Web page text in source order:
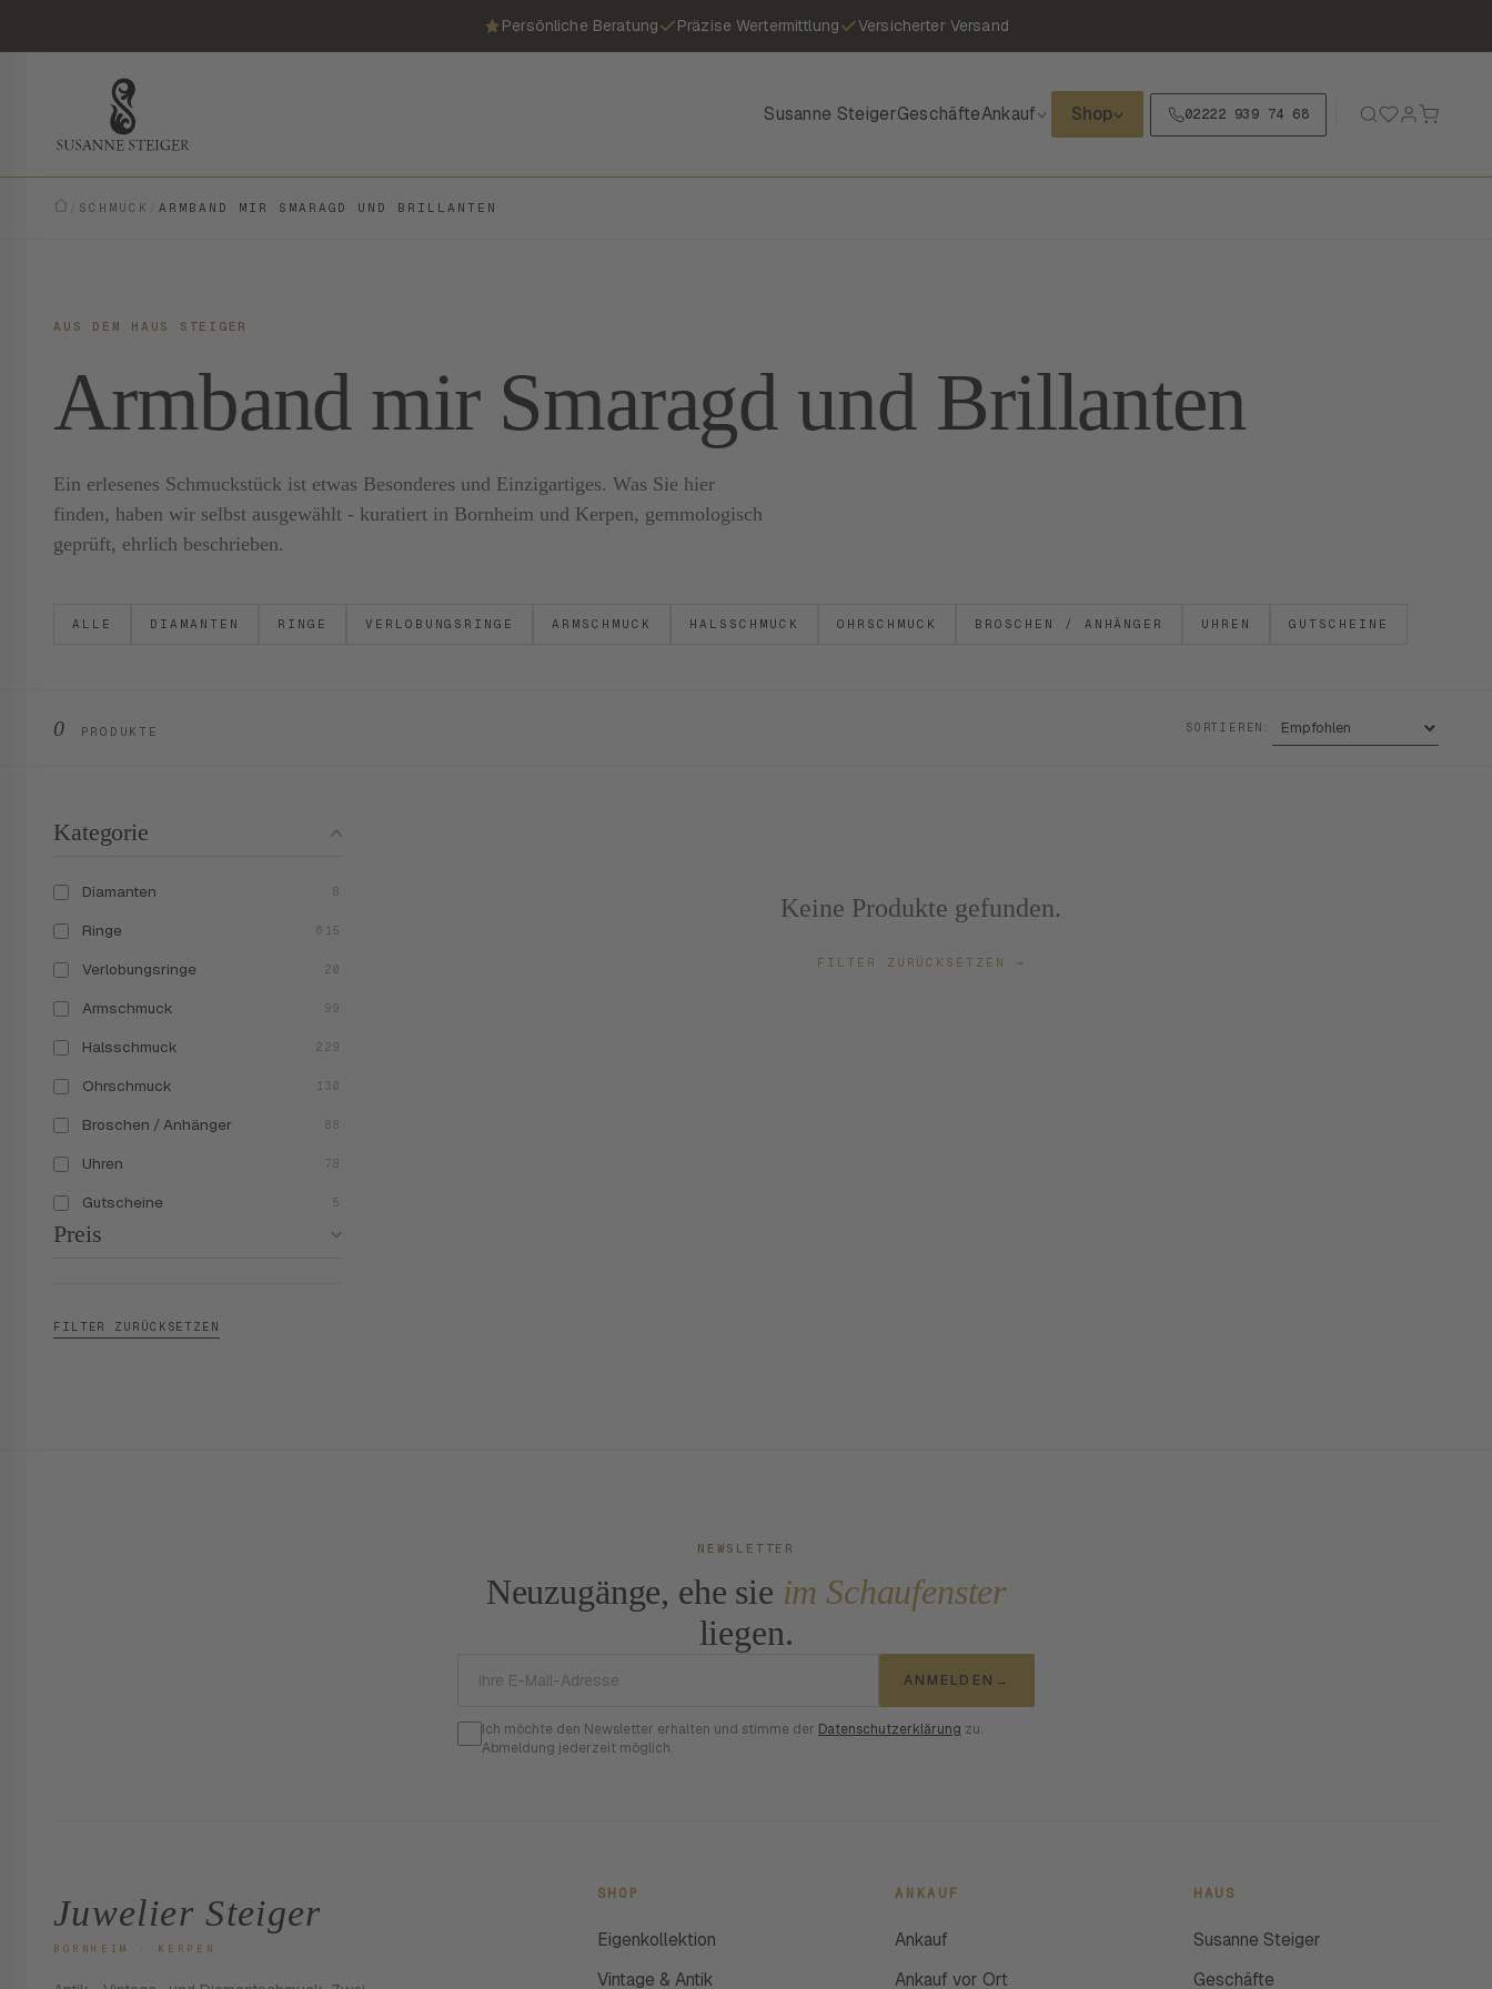
Persönliche Beratung Präzise Wertermittlung Versicherter Versand
Susanne SteigerGeschäfteAnkauf Shop 02222 939 74 68
SCHMUCK ARMBAND MIR SMARAGD UND BRILLANTEN
AUS DEM HAUS STEIGER
Armband mir Smaragd und Brillanten
Ein erlesenes Schmuckstück ist etwas Besonderes und Einzigartiges. Was Sie hier
finden, haben wir selbst ausgewählt - kuratiert in Bornheim und Kerpen, gemmologisch
geprüft, ehrlich beschrieben.
ALLE DIAMANTEN RINGE VERLOBUNGSRINGE ARMSCHMUCK HALSSCHMUCK OHRSCHMUCK BROSCHEN / ANHÄNGER UHREN GUTSCHEINE
0 PRODUKTE SORTIEREN:
Kategorie
Diamanten 8
Ringe 615
Verlobungsringe 20
Armschmuck 99
Halsschmuck 229
Ohrschmuck 130
Broschen / Anhänger 88
Uhren 78
Gutscheine 5
Preis
FILTER ZURÜCKSETZEN
Keine Produkte gefunden.
FILTER ZURÜCKSETZEN →
NEWSLETTER
Neuzugänge, ehe sie im Schaufenster
liegen.
ANMELDEN →
Ich möchte den Newsletter erhalten und stimme der Datenschutzerklärung zu.
Abmeldung jederzeit möglich.
Juwelier Steiger
BORNHEIM · KERPEN
SHOP
Eigenkollektion
Vintage & Antik
ANKAUF
Ankauf
Ankauf vor Ort
HAUS
Susanne Steiger
Geschäfte